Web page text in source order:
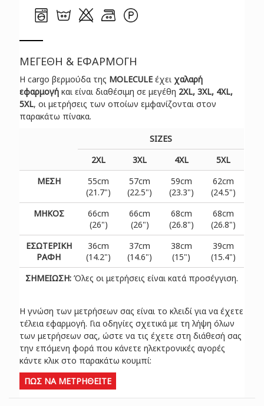
ΜΕΓΕΘΗ & ΕΦΑΡΜΟΓΗ
H cargo βερμούδα της MOLECULE έχει χαλαρή
εφαρμογή και είναι διαθέσιμη σε μεγέθη 2XL, 3XL, 4XL,
5XL, οι μετρήσεις των οποίων εμφανίζονται στον
παρακάτω πίνακα.
SIZES
2XL
3XL 4XL 5XL
ΣΗΜΕΙΩΣΗ: Όλες οι μετρήσεις είναι κατά προσέγγιση.
ΜΕΣΗ
55cm
(21.7")
57cm
(22.5")
59cm
(23.3")
62cm
(24.5")
ΜΗΚΟΣ
66cm
(26")
66cm
(26")
68cm
(26.8")
68cm
(26.8")
ΕΣΩΤΕΡΙΚΗ
ΡΑΦΗ
36cm
(14.2")
37cm
(14.6")
38cm
(15")
39cm
(15.4")
Η γνώση των μετρήσεων σας είναι το κλειδί για να έχετε
τέλεια εφαρμογή. Για οδηγίες σχετικά με τη λήψη όλων
των μετρήσεων σας, ώστε να τις έχετε στη διάθεσή σας
την επόμενη φορά που κάνετε ηλεκτρονικές αγορές
κάντε κλικ στο παρακάτω κουμπί:
ΠΩΣ ΝΑ ΜΕΤΡΗΘΕΙΤΕ